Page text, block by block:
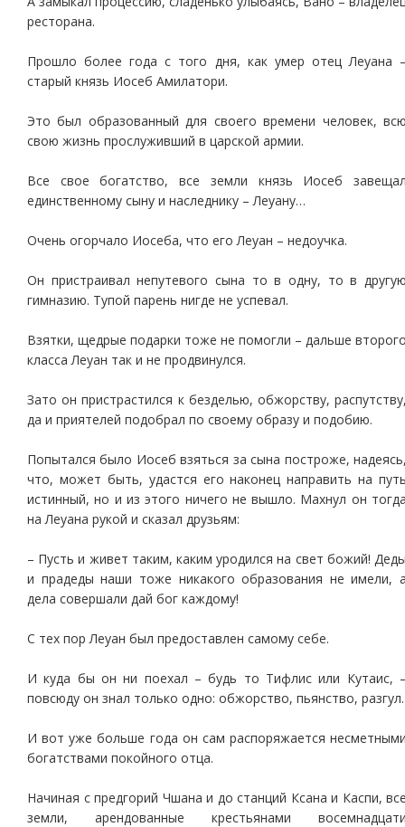
ресторана.
Прошло более года с того дня, как умер отец Леуана
старый князь Иосеб Амилатори.
Это был образованный для своего времени человек,
свою жизнь прослуживший в царской армии.
Все свое богатство, все земли князь Иосеб
единственному сыну и наследнику – Леуану…
Очень огорчало Иосеба, что его Леуан – недоучка.
Он пристраивал непутевого сына то в одну, то в
гимназию. Тупой парень нигде не успевал.
Взятки, щедрые подарки тоже не помогли – дальше
класса Леуан так и не продвинулся.
Зато он пристрастился к безделью, обжорству,
да и приятелей подобрал по своему образу и подобию.
Попытался было Иосеб взяться за сына построже,
что, может быть, удастся его наконец направить на
истинный, но и из этого ничего не вышло. Махнул он
на Леуана рукой и сказал друзьям:
– Пусть и живет таким, каким уродился на свет божий!
и прадеды наши тоже никакого образования не имели,
дела совершали дай бог каждому!
С тех пор Леуан был предоставлен самому себе.
И куда бы он ни поехал – будь то Тифлис или Кутаис,
повсюду он знал только одно: обжорство, пьянство, разгул.
И вот уже больше года он сам распоряжается
богатствами покойного отца.
Начиная с предгорий Чшана и до станций Ксана и Каспи,
земли, арендованные крестьянами